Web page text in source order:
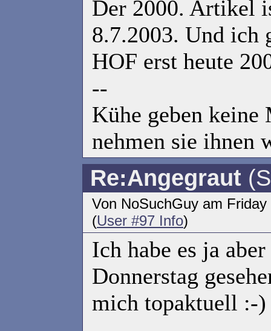
Der 2000. Artikel
8.7.2003. Und ich
HOF erst heute
--
Kühe geben
nehmen sie ihnen
Re:Angegraut
Von NoSuchGuy am
(User #97 Info)
Ich habe es ja
Donnerstag
mich topaktuell :-)